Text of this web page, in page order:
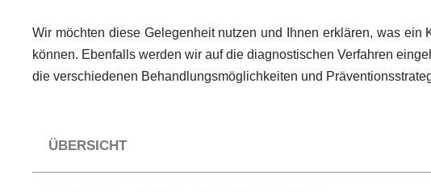
Wir möchten diese Gelegenheit nutzen und Ihnen erklären, was
können. Ebenfalls werden wir auf die diagnostischen Verfahren
die verschiedenen Behandlungsmöglichkeiten und
ÜBERSICHT